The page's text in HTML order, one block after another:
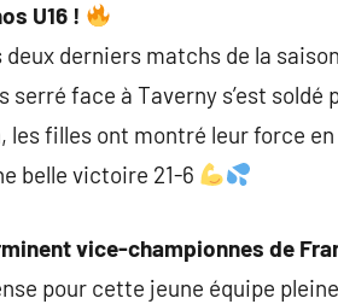
U16 !
derniers matchs de la
face à Taverny s’est soldé
les filles ont montré leur force
belle victoire 21-6
vice-championnes de
pour cette jeune équipe